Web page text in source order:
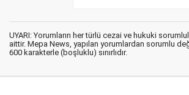
UYARI: Yorumların her türlü cezai ve hukuki
aittir. Mepa News, yapılan yorumlardan sorumlu
600 karakterle (boşluklu) sınırlıdır.